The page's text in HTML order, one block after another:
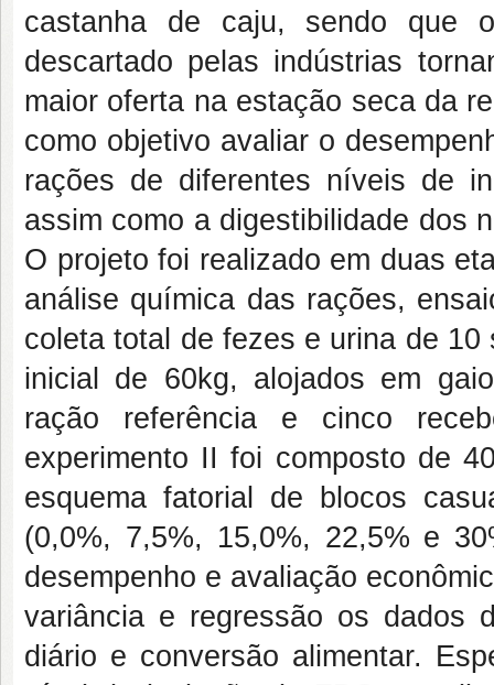
castanha de caju, sendo que
descartado pelas indústrias
maior oferta na estação seca da
como objetivo avaliar o
rações de diferentes níveis de
assim como a digestibilidade dos
O projeto foi realizado em duas
análise química das rações,
coleta total de fezes e urina de
inicial de 60kg, alojados em
ração referência e cinco
experimento II foi composto de
esquema fatorial de blocos
(0,0%, 7,5%, 15,0%, 22,5% e
desempenho e avaliação
variância e regressão os dados
diário e conversão alimentar.